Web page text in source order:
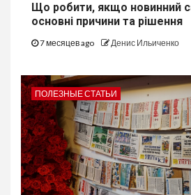
Що робити, якщо новинний
основні причини та рішення
7 месяцев ago Денис Ильиченко
ПОЛЕЗНЫЕ СТАТЬИ